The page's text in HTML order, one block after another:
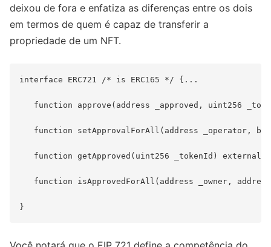
deixou de fora e enfatiza as diferenças entre os dois
em termos de quem é capaz de transferir a
propriedade de um NFT.
interface ERC721 /* is ERC165 */ {...
function approve(address _approved, uint256
function setApprovalForAll(address _operator,
function getApproved(uint256 _tokenId) external
function isApprovedForAll(address _owner,